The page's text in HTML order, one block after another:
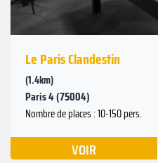
Le Paris Clandestin
(1.4km)
Paris 4 (75004)
Nombre de places : 10-150 pers.
VOIR